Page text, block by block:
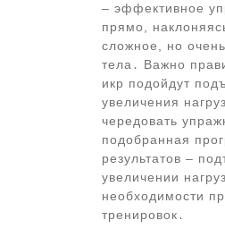
– эффективное
прямо,
сложное, но
тела․ Важно
икр подойдут
увеличения
чередовать
подобранная
результатов –
увеличении
необходимости
тренировок․